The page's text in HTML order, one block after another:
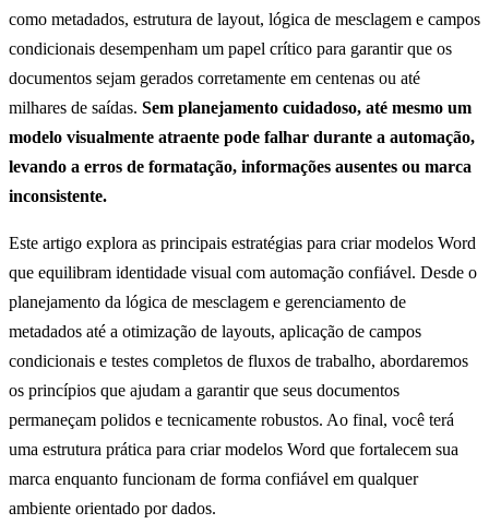
como metadados, estrutura de layout, lógica de mesclagem e campos
condicionais desempenham um papel crítico para garantir que os
documentos sejam gerados corretamente em centenas ou até
milhares de saídas. Sem planejamento cuidadoso, até mesmo um
modelo visualmente atraente pode falhar durante a automação,
levando a erros de formatação, informações ausentes ou marca
inconsistente.
Este artigo explora as principais estratégias para criar modelos Word
que equilibram identidade visual com automação confiável. Desde o
planejamento da lógica de mesclagem e gerenciamento de
metadados até a otimização de layouts, aplicação de campos
condicionais e testes completos de fluxos de trabalho, abordaremos
os princípios que ajudam a garantir que seus documentos
permaneçam polidos e tecnicamente robustos. Ao final, você terá
uma estrutura prática para criar modelos Word que fortalecem sua
marca enquanto funcionam de forma confiável em qualquer
ambiente orientado por dados.